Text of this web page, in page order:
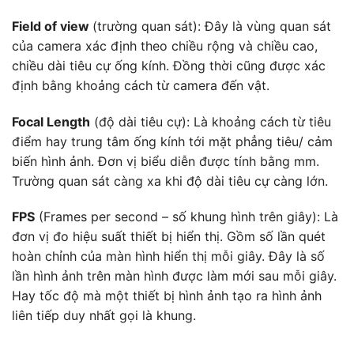
Field of view (trường quan sát): Đây là vùng quan sát
của camera xác định theo chiều rộng và chiều cao,
chiều dài tiêu cự ống kính. Đồng thời cũng được xác
định bằng khoảng cách từ camera đến vật.
Focal Length (độ dài tiêu cự): Là khoảng cách từ tiêu
điểm hay trung tâm ống kính tới mặt phẳng tiêu/ cảm
biến hình ảnh. Đơn vị biểu diễn được tính bằng mm.
Trường quan sát càng xa khi độ dài tiêu cự càng lớn.
FPS (Frames per second – số khung hình trên giây): Là
đơn vị đo hiệu suất thiết bị hiển thị. Gồm số lần quét
hoàn chỉnh của màn hình hiển thị mỗi giây. Đây là số
lần hình ảnh trên màn hình được làm mới sau mỗi giây.
Hay tốc độ mà một thiết bị hình ảnh tạo ra hình ảnh
liên tiếp duy nhất gọi là khung.